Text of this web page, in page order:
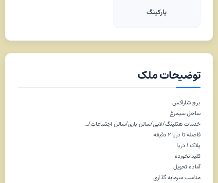
پارکینگ
توضیحات ملک
برج شاراکس
ساحل سیمرغ
خدمات هتلینگ/لابی/سالن بازی/سالن اجتماعات/…
فاصله تا دریا ۲ دقیقه
پلاک ۱ دریا
کلید نخورده
آماده تحویل
مناسب سرمایه گذاری